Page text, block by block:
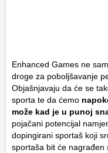
Enhanced Games ne
droge za poboljšavanje
Objašnjavaju da će se
sporta te da ćemo
može kad je u punoj
pojačani potencijal
dopingirani sportaš koji
sportaša bit će nagrađen